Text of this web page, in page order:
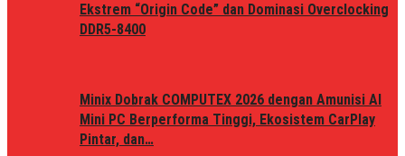
Ekstrem “Origin Code” dan Dominasi Overclocking
DDR5-8400
Minix Dobrak COMPUTEX 2026 dengan Amunisi AI
Mini PC Berperforma Tinggi, Ekosistem CarPlay
Pintar, dan…